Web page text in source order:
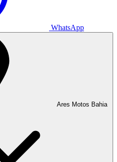
WhatsApp
Ares Motos Bahia